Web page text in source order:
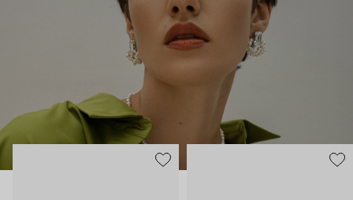
каждое их украшение – новая сверкающая мозаика, которую
хочется рассматривать действительно долго.